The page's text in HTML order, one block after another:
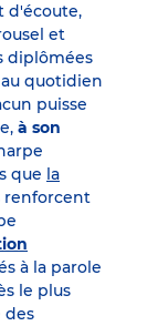
d'écoute,
et
diplômées
quotidien
puisse
à son
que la
renforcent
à la parole
le plus
des